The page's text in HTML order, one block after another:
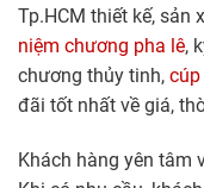
Tp.HCM thiết kế, sản
niệm chương pha lê,
chương thủy tinh, cúp
đãi tốt nhất về giá,
Khách hàng yên tâm